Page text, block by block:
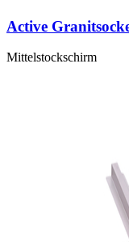
Active
Mittelstockschirm